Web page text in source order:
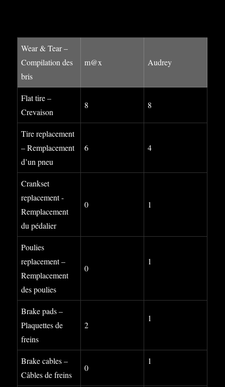
Wear & Tear –
Compilation des
bris
m@x Audrey
Flat tire –
Crevaison
8 8
Tire replacement
– Remplacement
d’un pneu
6 4
Crankset
replacement -
Remplacement
du pédalier
0 1
Poulies
replacement –
Remplacement
des poulies
0
1
Brake pads –
Plaquettes de
freins
2
1
Brake cables –
Câbles de freins
0
1